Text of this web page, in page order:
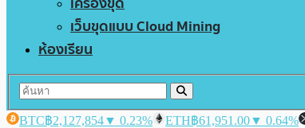
เว็บขุดแบบ Cloud Mining
ห้องเรียน
BTC฿2,127,854▼ 0.23% ETH฿61,951.00▼ 0.64%